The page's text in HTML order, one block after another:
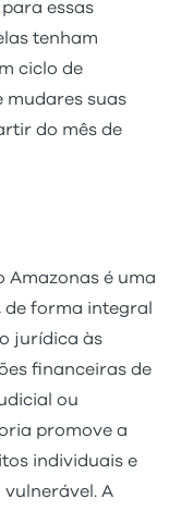
essas
tenham
ciclo de
mudares suas
do mês de
Amazonas é uma
forma integral
jurídica às
financeiras de
ou
promove a
individuais e
A